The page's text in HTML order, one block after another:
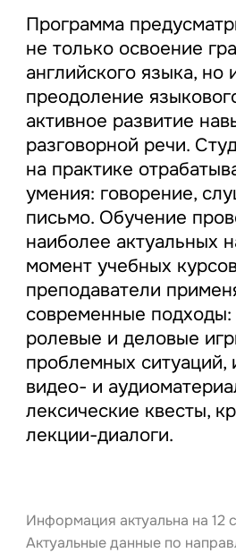
Программа
не только освоение
английского языка, но
преодоление
активное развитие
разговорной речи.
на практике
умения: говорение,
письмо. Обучение
наиболее актуальных
момент учебных
преподаватели
современные подходы:
ролевые и деловые
проблемных ситуаций,
видео- и
лексические квесты,
лекции-диалоги.
Информация актуальна на 12
Актуальные данные по